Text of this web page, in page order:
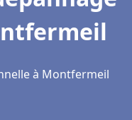
à Montfermeil